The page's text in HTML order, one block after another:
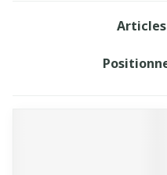
Articles
Trier par: